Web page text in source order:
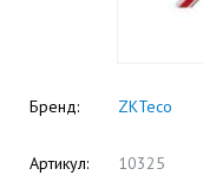
Бренд: ZKTeco
Артикул: 10325